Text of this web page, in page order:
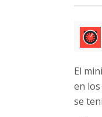
El
en
se